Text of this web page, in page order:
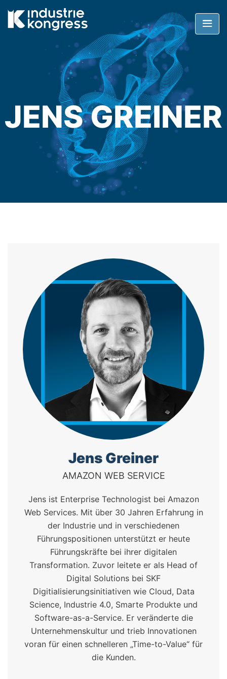
JENS GREINER
Jens Greiner
AMAZON WEB SERVICE
Jens ist Enterprise Technologist bei Amazon
Web Services. Mit über 30 Jahren Erfahrung in
der Industrie und in verschiedenen
Führungspositionen unterstützt er heute
Führungskräfte bei ihrer digitalen
Transformation. Zuvor leitete er als Head of
Digital Solutions bei SKF
Digitialisierungsinitiativen wie Cloud, Data
Science, Industrie 4.0, Smarte Produkte und
Software-as-a-Service. Er veränderte die
Unternehmenskultur und trieb Innovationen
voran für einen schnelleren „Time-to-Value“ für
die Kunden.